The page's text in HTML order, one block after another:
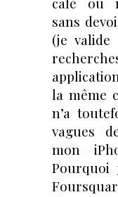
sans
(je valide
la même
n’a
vagues
mon
Pourquoi